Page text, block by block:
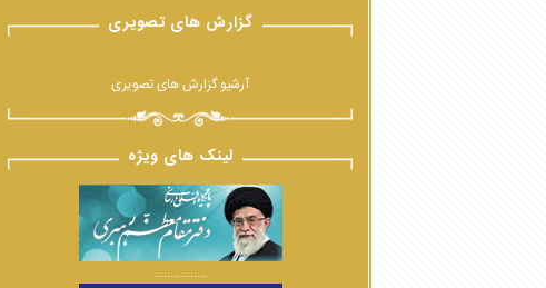
گزارش های تصویری
آرشیو گزارش های تصویری
لینک های ویژه
................